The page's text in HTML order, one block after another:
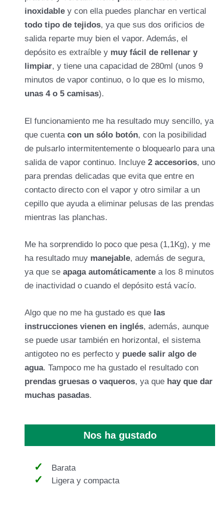
inoxidable y con ella puedes planchar en vertical
todo tipo de tejidos, ya que sus dos orificios de
salida reparte muy bien el vapor. Además, el
depósito es extraíble y muy fácil de rellenar y
limpiar, y tiene una capacidad de 280ml (unos 9
minutos de vapor continuo, o lo que es lo mismo,
unas 4 o 5 camisas).
El funcionamiento me ha resultado muy sencillo, ya
que cuenta con un sólo botón, con la posibilidad
de pulsarlo intermitentemente o bloquearlo para una
salida de vapor continuo. Incluye 2 accesorios, uno
para prendas delicadas que evita que entre en
contacto directo con el vapor y otro similar a un
cepillo que ayuda a eliminar pelusas de las prendas
mientras las planchas.
Me ha sorprendido lo poco que pesa (1,1Kg), y me
ha resultado muy manejable, además de segura,
ya que se apaga automáticamente a los 8 minutos
de inactividad o cuando el depósito está vacío.
Algo que no me ha gustado es que las
instrucciones vienen en inglés, además, aunque
se puede usar también en horizontal, el sistema
antigoteo no es perfecto y puede salir algo de
agua. Tampoco me ha gustado el resultado con
prendas gruesas o vaqueros, ya que hay que dar
muchas pasadas.
Nos ha gustado
Barata
Ligera y compacta